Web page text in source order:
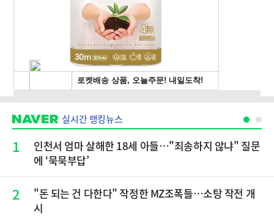
실시간 랭킹뉴스
1
인천서 엄마 살해한 18세 아들…"죄송하지 않냐" 질문
에 ‘묵묵부답’
2
"돈 되는 건 다한다" 작정한 MZ조폭들…소탕 작전 개
시